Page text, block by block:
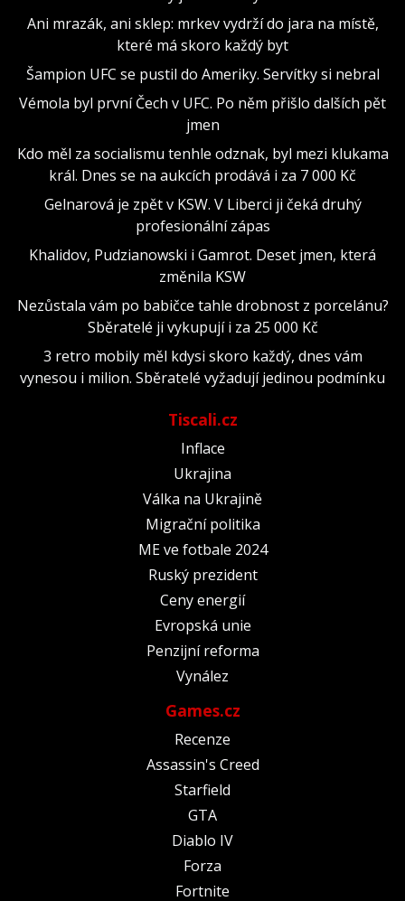
Ani mrazák, ani sklep: mrkev vydrží do jara na místě,
které má skoro každý byt
Šampion UFC se pustil do Ameriky. Servítky si nebral
Vémola byl první Čech v UFC. Po něm přišlo dalších pět
jmen
Kdo měl za socialismu tenhle odznak, byl mezi klukama
král. Dnes se na aukcích prodává i za 7 000 Kč
Gelnarová je zpět v KSW. V Liberci ji čeká druhý
profesionální zápas
Khalidov, Pudzianowski i Gamrot. Deset jmen, která
změnila KSW
Nezůstala vám po babičce tahle drobnost z porcelánu?
Sběratelé ji vykupují i za 25 000 Kč
3 retro mobily měl kdysi skoro každý, dnes vám
vynesou i milion. Sběratelé vyžadují jedinou podmínku
Tiscali.cz
Inflace
Ukrajina
Válka na Ukrajině
Migrační politika
ME ve fotbale 2024
Ruský prezident
Ceny energií
Evropská unie
Penzijní reforma
Vynález
Games.cz
Recenze
Assassin's Creed
Starfield
GTA
Diablo IV
Forza
Fortnite